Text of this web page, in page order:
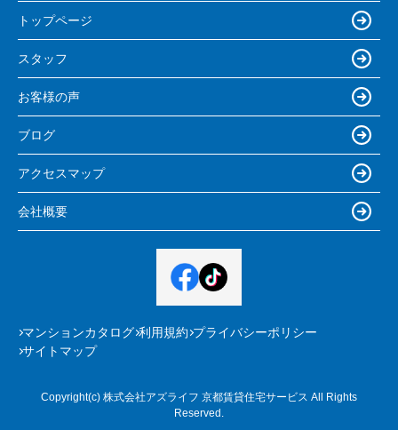
トップページ
スタッフ
お客様の声
ブログ
アクセスマップ
会社概要
マンションカタログ 利用規約 プライバシーポリシー
サイトマップ
Copyright(c) 株式会社アズライフ 京都賃貸住宅サービス All Rights
Reserved.